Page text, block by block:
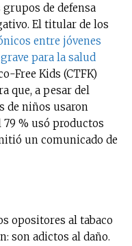
grupos de defensa
El titular de los
entre jóvenes
para la salud
Free Kids (CTFK)
que, a pesar del
de niños usaron
79 % usó productos
un comunicado de
opositores al tabaco
son adictos al daño.